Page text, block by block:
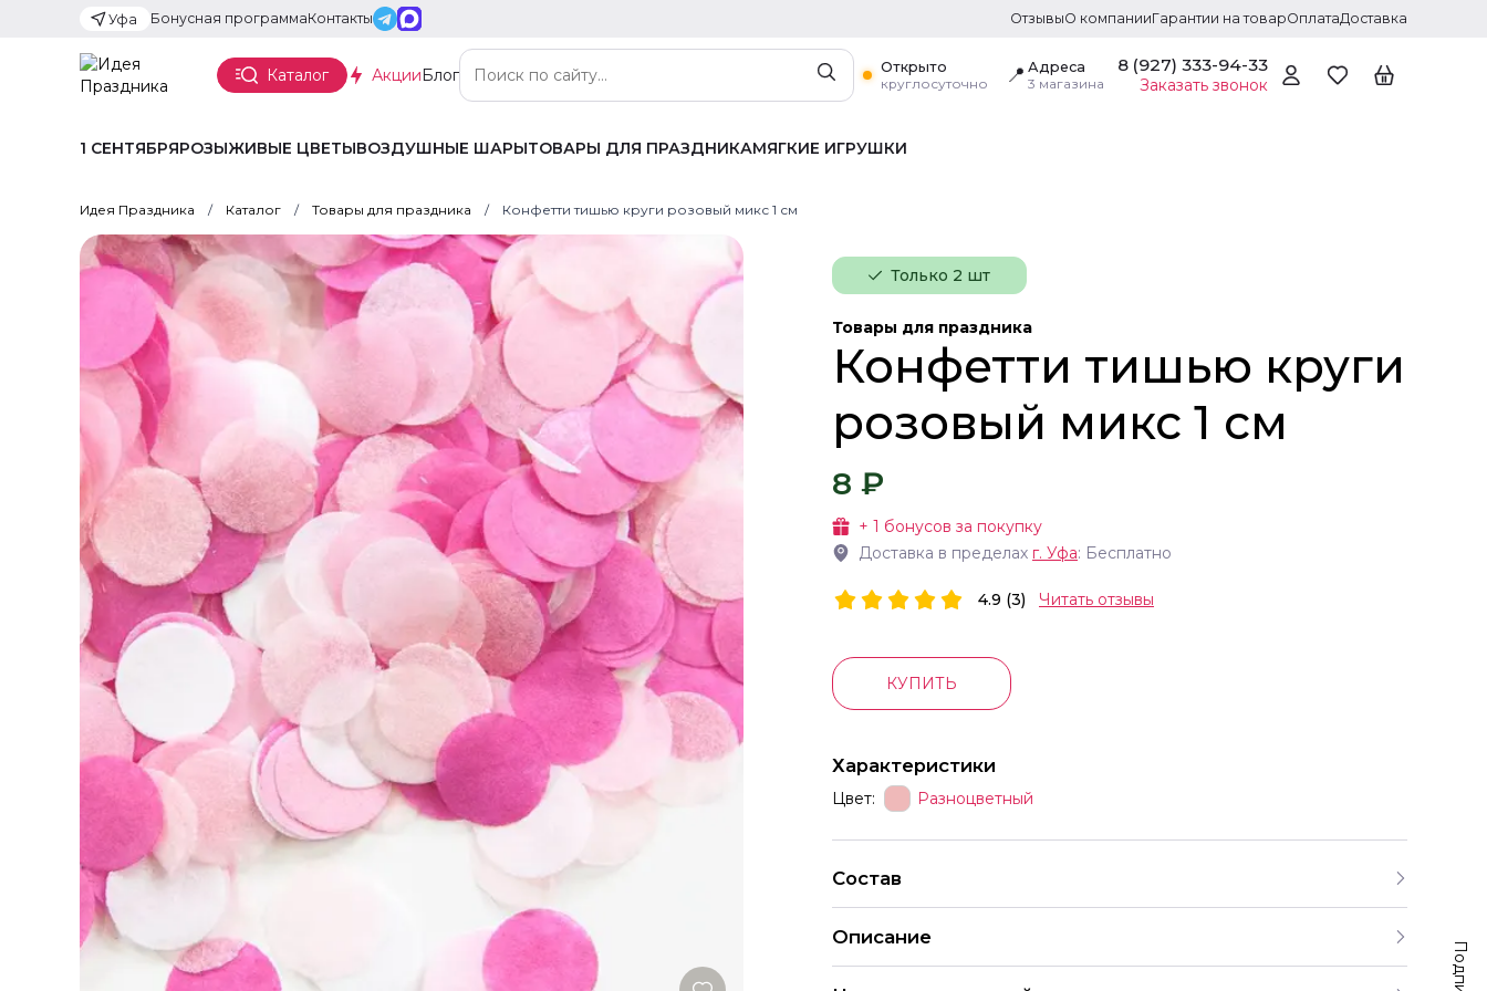
Уфа Бонусная программаКонтакты ОтзывыО компанииГарантии на товарОплатаДоставка
Каталог АкцииБлог
Открыто
круглосуточно
📍 Адреса
3 магазина
8 (927) 333-94-33
Заказать звонок
1 СЕНТЯБРЯРОЗЫЖИВЫЕ ЦВЕТЫВОЗДУШНЫЕ ШАРЫТОВАРЫ ДЛЯ ПРАЗДНИКАМЯГКИЕ ИГРУШКИ
Идея Праздника Каталог Товары для праздника Конфетти тишью круги розовый микс 1 см
Только 2 шт
Товары для праздника
Конфетти тишью круги
розовый микс 1 см
8 ₽
+ 1 бонусов за покупку
Доставка в пределах г. Уфа: Бесплатно
4.9 (3) Читать отзывы
КУПИТЬ
Характеристики
Цвет: Разноцветный
Состав
Описание